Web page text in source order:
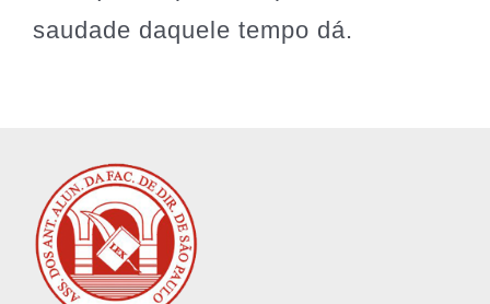
saudade daquele tempo dá.